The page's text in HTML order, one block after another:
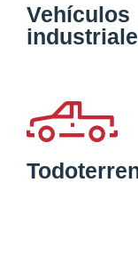
Vehículos